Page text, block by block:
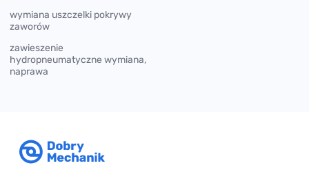
wymiana uszczelki pokrywy
zaworów
zawieszenie
hydropneumatyczne wymiana,
naprawa